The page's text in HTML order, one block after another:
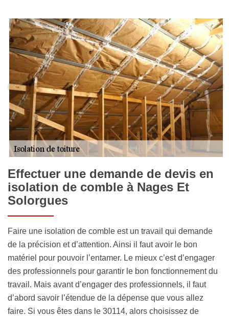
Effectuer une demande de devis en
isolation de comble à Nages Et
Solorgues
Faire une isolation de comble est un travail qui demande
de la précision et d’attention. Ainsi il faut avoir le bon
matériel pour pouvoir l’entamer. Le mieux c’est d’engager
des professionnels pour garantir le bon fonctionnement du
travail. Mais avant d’engager des professionnels, il faut
d’abord savoir l’étendue de la dépense que vous allez
faire. Si vous êtes dans le 30114, alors choisissez de